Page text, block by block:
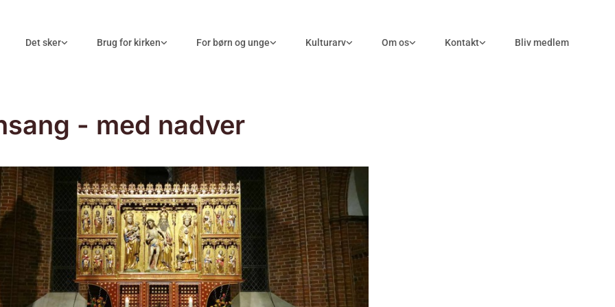
Det sker Brug for kirken For børn og unge Kulturarv Om os Kontakt Bliv medlem
- med nadver